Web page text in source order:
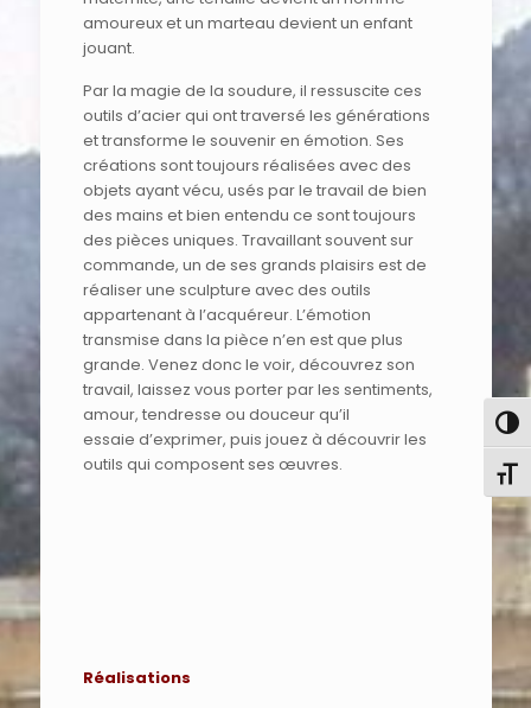
amoureux et un marteau devient un enfant
jouant.
Par la magie de la soudure, il ressuscite ces
outils d’acier qui ont traversé les générations
et transforme le souvenir en émotion. Ses
créations sont toujours réalisées avec des
objets ayant vécu, usés par le travail de bien
des mains et bien entendu ce sont toujours
des pièces uniques. Travaillant souvent sur
commande, un de ses grands plaisirs est de
réaliser une sculpture avec des outils
appartenant à l’acquéreur. L’émotion
transmise dans la pièce n’en est que plus
grande. Venez donc le voir, découvrez son
travail, laissez vous porter par les sentiments,
amour, tendresse ou douceur qu’il
essaie d’exprimer, puis jouez à découvrir les
outils qui composent ses œuvres.
Réalisations